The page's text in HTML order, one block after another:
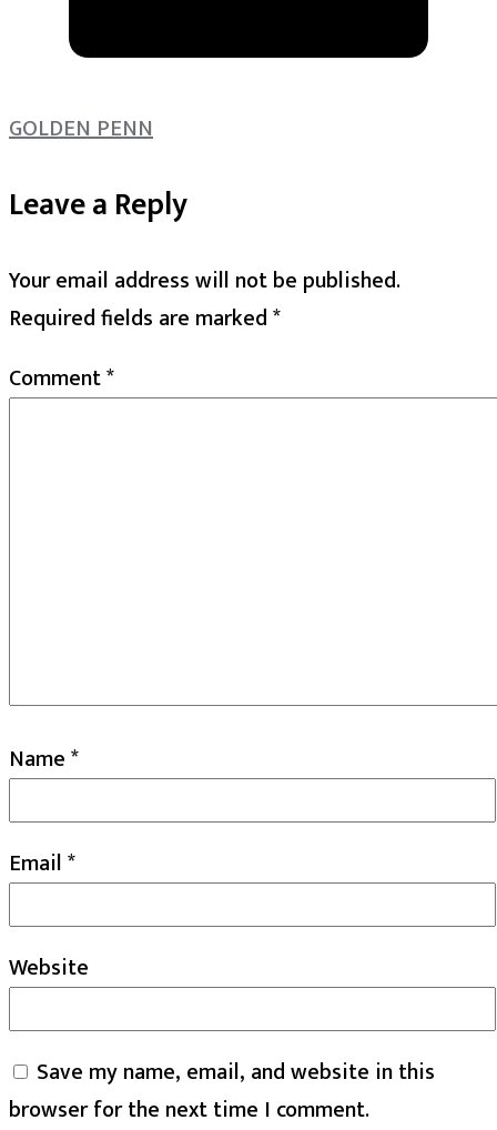
GOLDEN PENN
Leave a Reply
Your email address will not be published.
Required fields are marked*
Comment*
Name*
Email*
Website
Save my name, email, and website in this
browser for the next time I comment.